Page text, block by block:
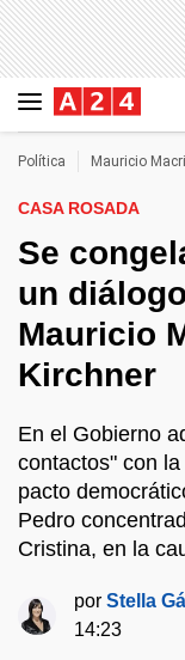
Política Mauricio Macri
CASA ROSADA
Se
un
Mauricio
Kirchner
En el Gobierno
contactos" con
pacto
Pedro
Cristina, en la
porStella
14:23